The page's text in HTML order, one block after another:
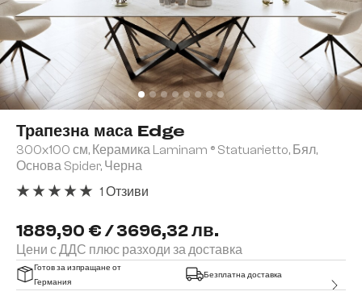
Трапезна маса Edge
300x100 см, Керамика Laminam ® Statuarietto, Бял,
Основа Spider, Черна
1889,90 € / 3696,32 лв.
Цени с ДДС плюс разходи за доставка
1 Отзиви
Готов за изпращане от
Германия
Безплатна доставка